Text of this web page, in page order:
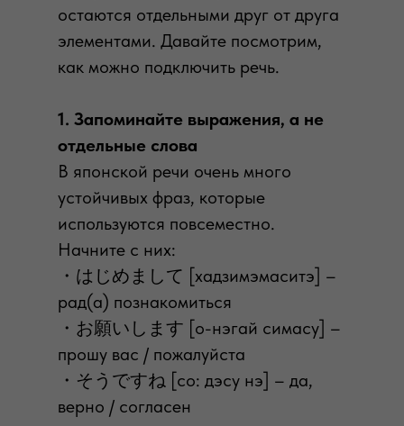
остаются отдельными друг от друга
элементами. Давайте посмотрим,
как можно подключить речь.
1. Запоминайте выражения, а не
отдельные слова
В японской речи очень много
устойчивых фраз, которые
используются повсеместно.
Начните с них:
・はじめまして [хадзимэмаситэ] –
рад(а) познакомиться
・お願いします [о-нэгай симасу] –
прошу вас / пожалуйста
・そうですね [со: дэсу нэ] – да,
верно / согласен